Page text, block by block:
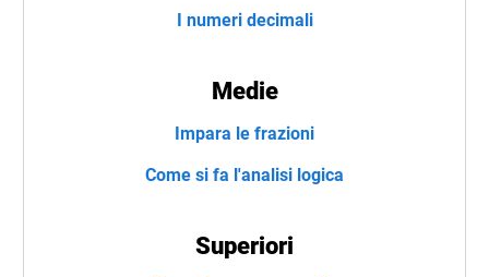
I numeri decimali
Medie
Impara le frazioni
Come si fa l'analisi logica
Superiori